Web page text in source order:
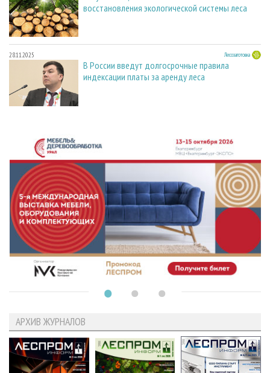
восстановления экологической системы леса
28.11.2025 Лесозаготовка
В России введут долгосрочные правила
индексации платы за аренду леса
АРХИВ ЖУРНАЛОВ